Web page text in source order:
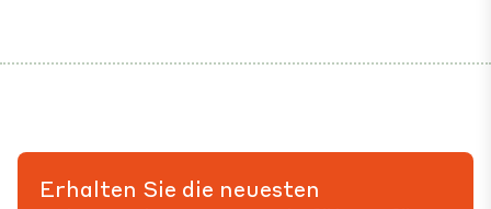
Erhalten Sie die neuesten